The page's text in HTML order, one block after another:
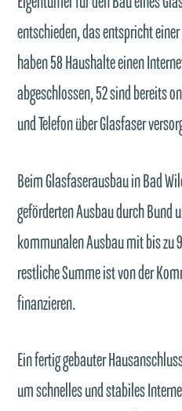
entschieden, das entspricht
haben 58 Haushalte einen
abgeschlossen, 52 sind bereits
und Telefon über Glasfaser
Beim Glasfaserausbau in Bad
geförderten Ausbau durch Bund
kommunalen Ausbau mit bis zu
restliche Summe ist von der
finanzieren.
Ein fertig gebauter
um schnelles und stabiles